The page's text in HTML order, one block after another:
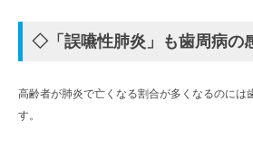
◇「誤嚥性肺炎」も歯周病の
高齢者が肺炎で亡くなる割合が多くなるのには
す。